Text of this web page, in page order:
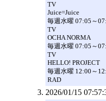
TV
Juice=Juice
毎週水曜 07:05～
TV
OCHA NORMA
毎週水曜 07:05～
TV
HELLO! PROJECT
毎週水曜 12:00～
RAD
2026/01/15